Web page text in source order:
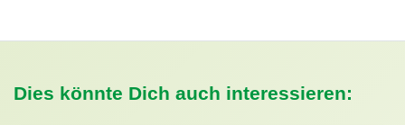
Dies könnte Dich auch interessieren: